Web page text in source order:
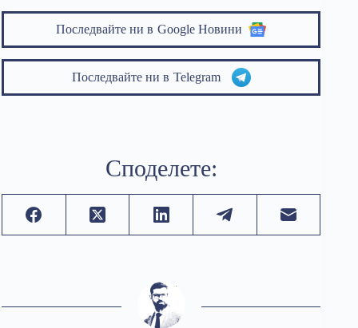
Последвайте ни в Google Новини
Последвайте ни в Telegram
Споделете: